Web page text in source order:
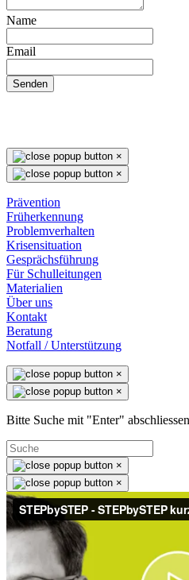
Name
Email
Senden
×
×
Prävention
Früherkennung
Problemverhalten
Krisensituation
Gesprächsführung
Für Schulleitungen
Materialien
Über uns
Kontakt
Beratung
Notfall / Unterstützung
×
×
Bitte Suche mit "Enter"
×
×